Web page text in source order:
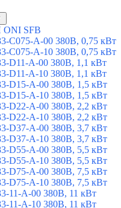
SFB
C075-A-00 380В, 0,75 кВт
C075-A-10 380В, 0,75 кВт
D11-A-00 380В, 1,1 кВт
D11-A-10 380В, 1,1 кВт
D15-A-00 380В, 1,5 кВт
D15-A-10 380В, 1,5 кВт
D22-A-00 380В, 2,2 кВт
D22-A-10 380В, 2,2 кВт
D37-A-00 380В, 3,7 кВт
D37-A-10 380В, 3,7 кВт
D55-A-00 380В, 5,5 кВт
D55-A-10 380В, 5,5 кВт
D75-A-00 380В, 7,5 кВт
D75-A-10 380В, 7,5 кВт
11-A-00 380В, 11 кВт
11-A-10 380В, 11 кВт